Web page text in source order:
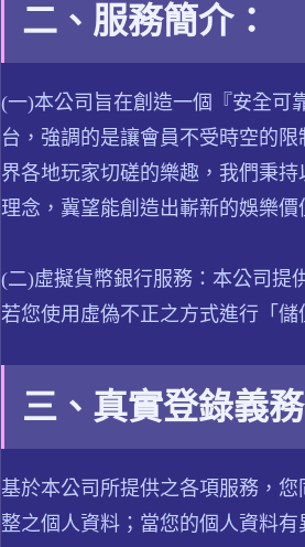
二、服務簡介：
(一)本公司旨在創造一個『安全可
台，強調的是讓會員不受時空的
界各地玩家切磋的樂趣，我們秉
理念，冀望能創造出嶄新的娛樂
(二)虛擬貨幣銀行服務：本公司提
若您使用虛偽不正之方式進行「
三、真實登錄義務
基於本公司所提供之各項服務，
整之個人資料；當您的個人資料